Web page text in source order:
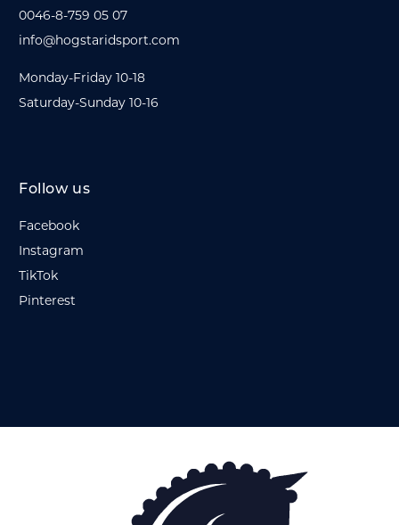
0046-8-759 05 07
info@hogstaridsport.com
Monday-Friday 10-18
Saturday-Sunday 10-16
Follow us
Facebook
Instagram
TikTok
Pinterest